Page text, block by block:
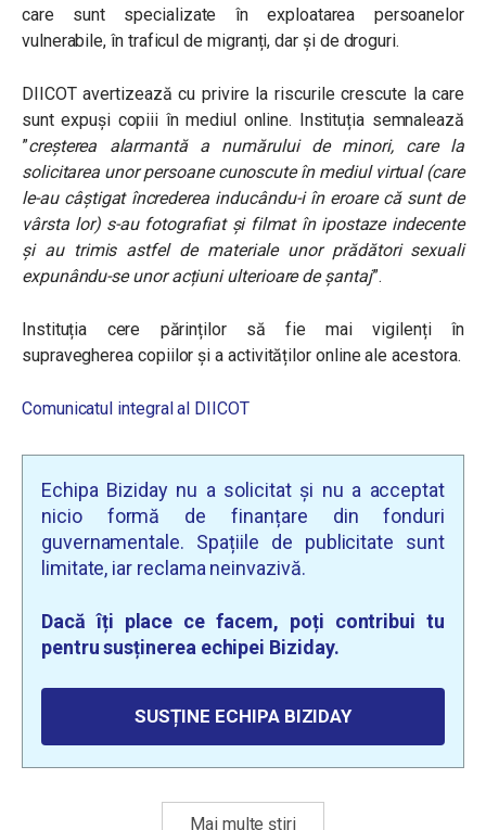
care sunt specializate în exploatarea persoanelor
vulnerabile, în traficul de migranți, dar și de droguri.
DIICOT avertizează cu privire la riscurile crescute la care
sunt expuși copiii în mediul online. Instituția semnalează
”creșterea alarmantă a numărului de minori, care la
solicitarea unor persoane cunoscute în mediul virtual (care
le-au câștigat încrederea inducându-i în eroare că sunt de
vârsta lor) s-au fotografiat și filmat în ipostaze indecente
și au trimis astfel de materiale unor prădători sexuali
expunându-se unor acțiuni ulterioare de șantaj”.
Instituția cere părinților să fie mai vigilenți în
supravegherea copiilor și a activităților online ale acestora.
Comunicatul integral al DIICOT
Echipa Biziday nu a solicitat și nu a acceptat
nicio formă de finanțare din fonduri
guvernamentale. Spațiile de publicitate sunt
limitate, iar reclama neinvazivă.
Dacă îți place ce facem, poți contribui tu
pentru susținerea echipei Biziday.
SUSȚINE ECHIPA BIZIDAY
Mai multe știri